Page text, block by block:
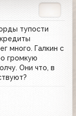
тупости
много. Галкин с
громкую
Они что, в